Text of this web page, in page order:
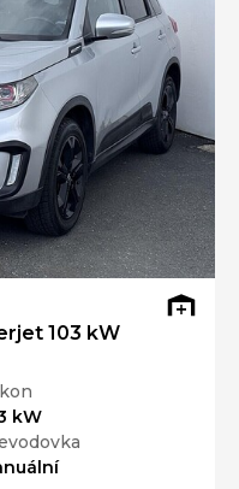
103 kW
kW